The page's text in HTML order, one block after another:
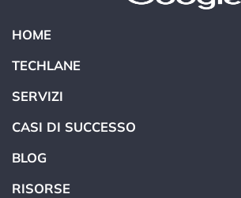
HOME
TECHLANE
SERVIZI
CASI DI SUCCESSO
BLOG
RISORSE